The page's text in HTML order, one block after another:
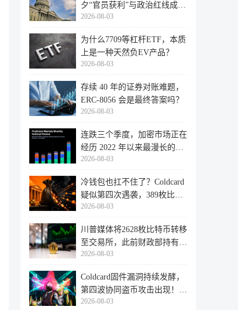
夕“官员获利”与政治红线成最
大
2026-08-03
为什么7709等杠杆ETF，本质
上是一种天然负EV产品？
2026-08-03
存续 40 年的证券对账难题，
ERC-8056 会是最终答案吗？
2026-08-03
连跌三个季度，加密市场正在
经历 2022 年以来最漫长的退
潮
2026-08-03
冷钱包也扛不住了？Coldcard
疑似第四次遇袭，389枚比特
币失
2026-08-03
川普媒体将2628枚比特币转移
至交易所，此前财政部持有的
比特
2026-08-03
Coldcard固件漏洞持续发酵，
第四波协同盗币攻击出现！
462个
2026-08-03